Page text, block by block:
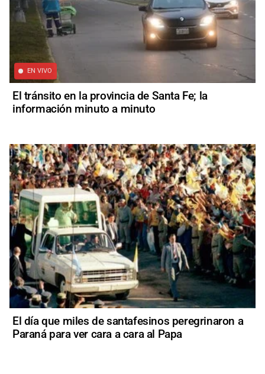
EN VIVO
El tránsito en la provincia de Santa Fe; la
información minuto a minuto
El día que miles de santafesinos peregrinaron a
Paraná para ver cara a cara al Papa